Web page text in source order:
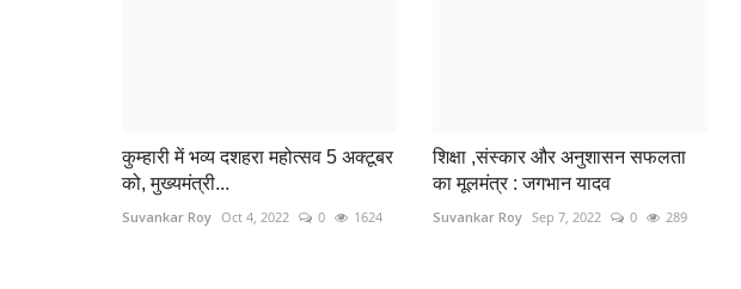
कुम्हारी में भव्य दशहरा महोत्सव 5 अक्टूबर
को, मुख्यमंत्री...
Suvankar Roy Oct 4, 2022 0 1624
शिक्षा ,संस्कार और अनुशासन सफलता
का मूलमंत्र : जगभान यादव
Suvankar Roy Sep 7, 2022 0 289